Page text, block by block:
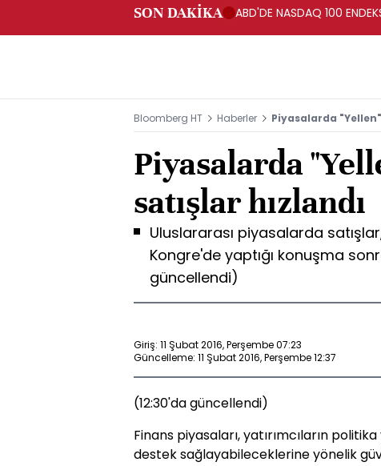
SON DAKİKA ABD'DE NASDAQ 100
Bloomberg HT Haberler Piyasalarda
Piyasalarda
satışlar hızlandı
Uluslararası piyasalarda
Kongre'de yaptığı konuşma
güncellendi)
Giriş: 11 Şubat 2016, Perşembe 07:23
Güncelleme: 11 Şubat 2016, Perşembe 12:37
(12:30'da güncellendi)
Finans piyasaları, yatırımcıların
destek sağlayabileceklerine yönelik